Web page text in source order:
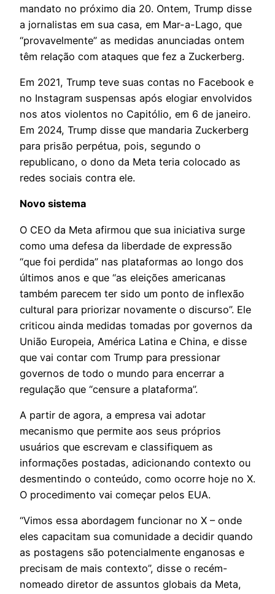
mandato no próximo dia 20. Ontem, Trump disse
a jornalistas em sua casa, em Mar-a-Lago, que
“provavelmente” as medidas anunciadas ontem
têm relação com ataques que fez a Zuckerberg.
Em 2021, Trump teve suas contas no Facebook e
no Instagram suspensas após elogiar envolvidos
nos atos violentos no Capitólio, em 6 de janeiro.
Em 2024, Trump disse que mandaria Zuckerberg
para prisão perpétua, pois, segundo o
republicano, o dono da Meta teria colocado as
redes sociais contra ele.
Novo sistema
O CEO da Meta afirmou que sua iniciativa surge
como uma defesa da liberdade de expressão
“que foi perdida” nas plataformas ao longo dos
últimos anos e que “as eleições americanas
também parecem ter sido um ponto de inflexão
cultural para priorizar novamente o discurso”. Ele
criticou ainda medidas tomadas por governos da
União Europeia, América Latina e China, e disse
que vai contar com Trump para pressionar
governos de todo o mundo para encerrar a
regulação que “censure a plataforma”.
A partir de agora, a empresa vai adotar
mecanismo que permite aos seus próprios
usuários que escrevam e classifiquem as
informações postadas, adicionando contexto ou
desmentindo o conteúdo, como ocorre hoje no X.
O procedimento vai começar pelos EUA.
“Vimos essa abordagem funcionar no X – onde
eles capacitam sua comunidade a decidir quando
as postagens são potencialmente enganosas e
precisam de mais contexto”, disse o recém-
nomeado diretor de assuntos globais da Meta,